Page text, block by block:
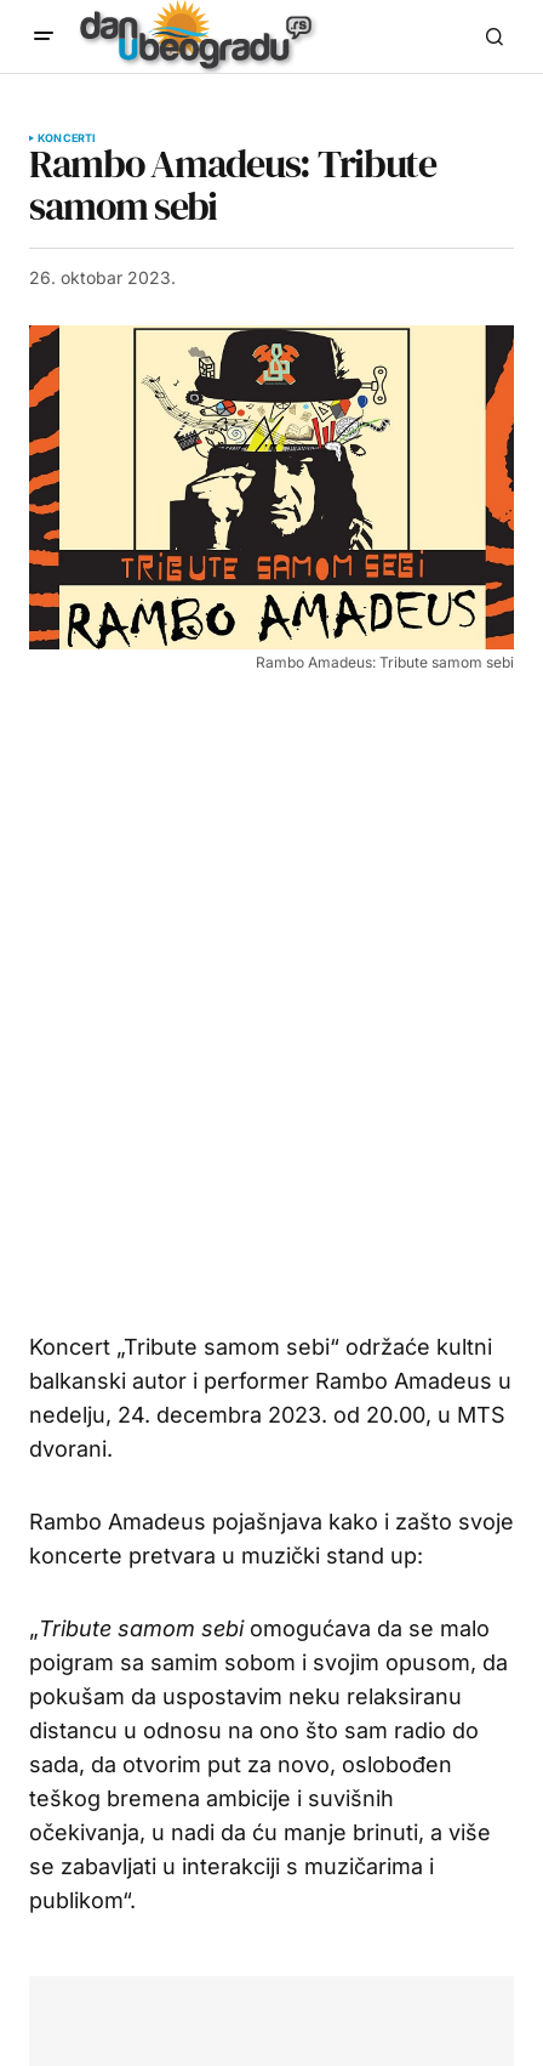
KONCERTI
Rambo Amadeus: Tribute
samom sebi
26. oktobar 2023.
Rambo Amadeus: Tribute samom sebi
Koncert „Tribute samom sebi“ održaće kultni
balkanski autor i performer Rambo Amadeus u
nedelju, 24. decembra 2023. od 20.00, u MTS
dvorani.
Rambo Amadeus pojašnjava kako i zašto svoje
koncerte pretvara u muzički stand up:
„Tribute samom sebiomogućava da se malo
poigram sa samim sobom i svojim opusom, da
pokušam da uspostavim neku relaksiranu
distancu u odnosu na ono što sam radio do
sada, da otvorim put za novo, oslobođen
teškog bremena ambicije i suvišnih
očekivanja, u nadi da ću manje brinuti, a više
se zabavljati u interakciji s muzičarima i
publikom“.